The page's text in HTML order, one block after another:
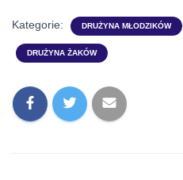
Kategorie: DRUŻYNA MŁODZIKÓW
DRUŻYNA ŻAKÓW